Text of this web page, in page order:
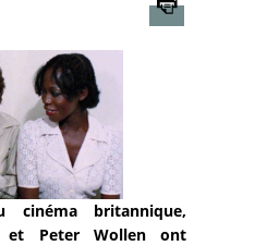
cinéma britannique,
et Peter Wollen ont